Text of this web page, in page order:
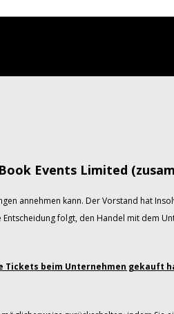
Events Limited
annehmen kann. Der Vorstand hat
folgt, den Handel mit dem
Tickets beim Unternehmen gekauft